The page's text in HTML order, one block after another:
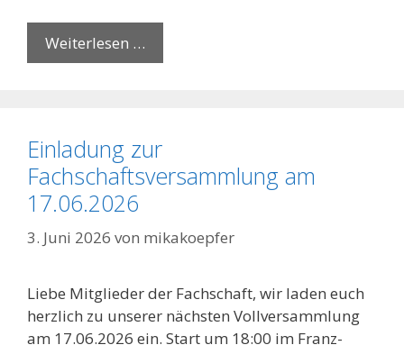
Weiterlesen …
Einladung zur
Fachschaftsversammlung am
17.06.2026
3. Juni 2026 von mikakoepfer
Liebe Mitglieder der Fachschaft, wir laden euch
herzlich zu unserer nächsten Vollversammlung
am 17.06.2026 ein. Start um 18:00 im Franz-